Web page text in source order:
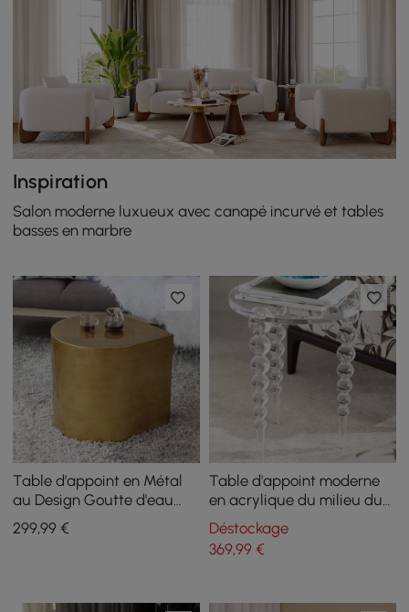
Inspiration
Salon moderne luxueux avec canapé incurvé et tables
basses en marbre
Table d'appoint en Métal
au Design Goutte d'eau
Table d'appoint Or Brossé
299,99 €
Table d'appoint moderne
en acrylique du milieu du
siècle, table d'appoint
ronde transparente
Déstockage
369,99€